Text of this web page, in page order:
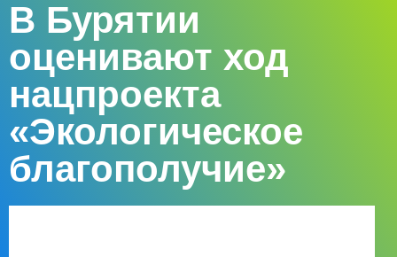
В Бурятии
оценивают ход
нацпроекта
«Экологическое
благополучие»